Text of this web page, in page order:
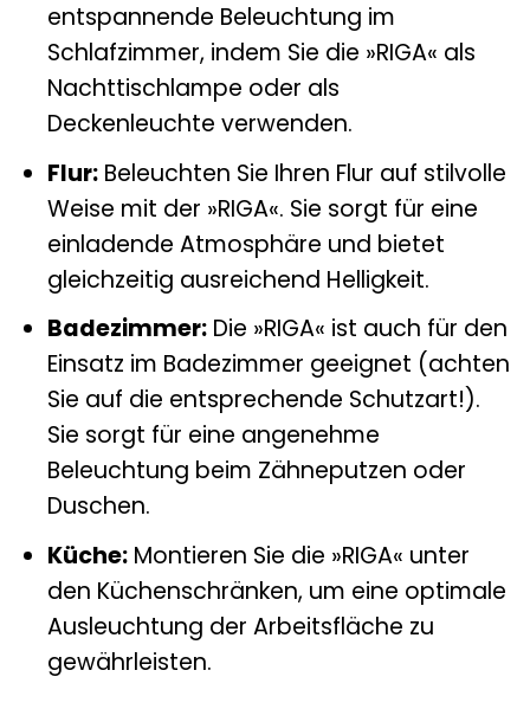
entspannende Beleuchtung im
Schlafzimmer, indem Sie die »RIGA« als
Nachttischlampe oder als
Deckenleuchte verwenden.
Flur:Beleuchten Sie Ihren Flur auf stilvolle
Weise mit der »RIGA«. Sie sorgt für eine
einladende Atmosphäre und bietet
gleichzeitig ausreichend Helligkeit.
Badezimmer:Die »RIGA« ist auch für den
Einsatz im Badezimmer geeignet (achten
Sie auf die entsprechende Schutzart!).
Sie sorgt für eine angenehme
Beleuchtung beim Zähneputzen oder
Duschen.
Küche:Montieren Sie die »RIGA« unter
den Küchenschränken, um eine optimale
Ausleuchtung der Arbeitsfläche zu
gewährleisten.